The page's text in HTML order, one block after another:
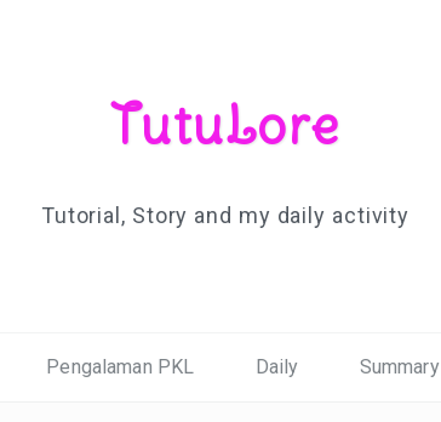
TutuLore
Tutorial, Story and my daily activity
Pengalaman PKL Daily Summary